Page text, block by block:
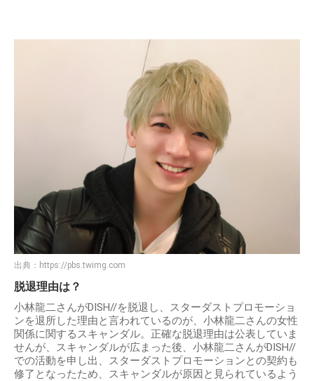
出典： https://pbs.twimg.com
脱退理由は？
小林龍二さんがDISH//を脱退し、スターダストプロモーショ
ンを退所した理由と言われているのが、小林龍二さんの女性
関係に関するスキャンダル。正確な脱退理由は公表していま
せんが、スキャンダルが広まった後、小林龍二さんがDISH//
での活動を申し出、スターダストプロモーションとの契約も
修了となったため、スキャンダルが原因と見られているよう